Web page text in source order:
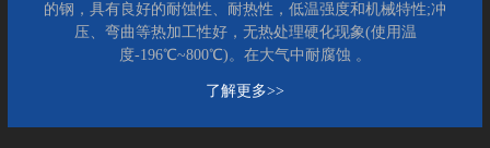
的钢，具有良好的耐蚀性、耐热性，低温强度和机械特性;冲
压、弯曲等热加工性好，无热处理硬化现象(使用温
度-196℃~800℃)。在大气中耐腐蚀 。
了解更多>>